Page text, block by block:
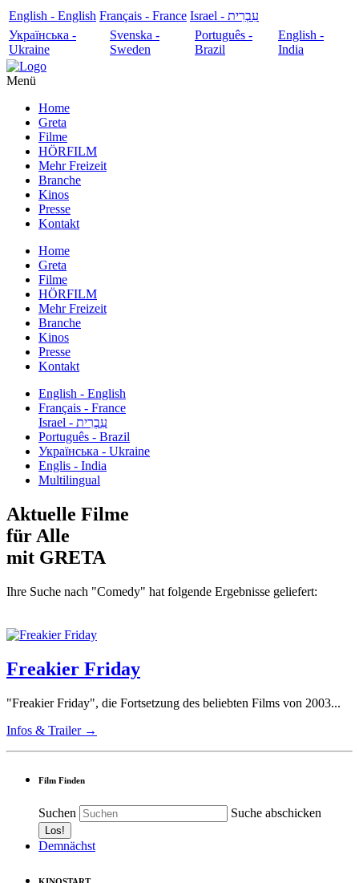
English - English Français - France
עִבְרִית - Israel
Українська -
Ukraine
Svenska -
Sweden
Português -
Brazil
English -
India
Menü
Home
Greta
Filme
HÖRFILM
Mehr Freizeit
Branche
Kinos
Presse
Kontakt
Home
Greta
Filme
HÖRFILM
Mehr Freizeit
Branche
Kinos
Presse
Kontakt
English - English
Français - France
עִבְרִית - Israel
Português - Brazil
Українська - Ukraine
Englis - India
Multilingual
Aktuelle Filme
für Alle
mit GRETA
Ihre Suche nach "Comedy" hat folgende Ergebnisse geliefert:
Freakier Friday
"Freakier Friday", die Fortsetzung des beliebten Films von 2003...
Infos & Trailer →
Film Finden
Suchen Suche abschicken
Demnächst
KINOSTART